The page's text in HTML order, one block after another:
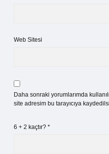
Web Sitesi
Daha sonraki yorumlarımda
site adresim bu tarayıcıya
6 + 2 kaçtır? *